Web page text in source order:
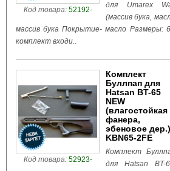
Код товара:52192-
для Umarex
(массив бука,
массив бука Покрытие- масло Размеры:
комплект входи..
Код товара:52923-
Комплект
Буллпап для
Hatsan BT-65
NEW
(влагостойкая
фанера,
эбеновое дер.)
KBN65-2FE
Комплект
для Hatsan BT-